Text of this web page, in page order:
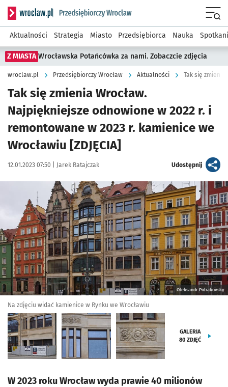
Serwis informacyjny wroclaw.pl podserwis: Strategia
Aktualności Strategia Miasto Przedsiębiorca Nauka
Z MIASTA Wrocławska Potańcówka za nami. Zobaczcie zdjęcia
wroclaw.pl Przedsiębiorczy Wrocław Aktualności
Tak się zmienia Wrocław.
Najpiękniejsze odnowione w 2022 r. i
remontowane w 2023 r. kamienice we
Wrocławiu [ZDJĘCIA]
Data publikacji:
12.01.2023 07:50 | Autor:
Jarek Ratajczak Udostępnijartykuł
Kliknij, aby zobaczyć galerię
Oleksandr Poliakovsky
Na zdjęciu widać kamienice w Rynku we Wrocławiu
GALERIA
80 ZDJĘĆ
W 2023 roku Wrocław wyda prawie 40 milionów